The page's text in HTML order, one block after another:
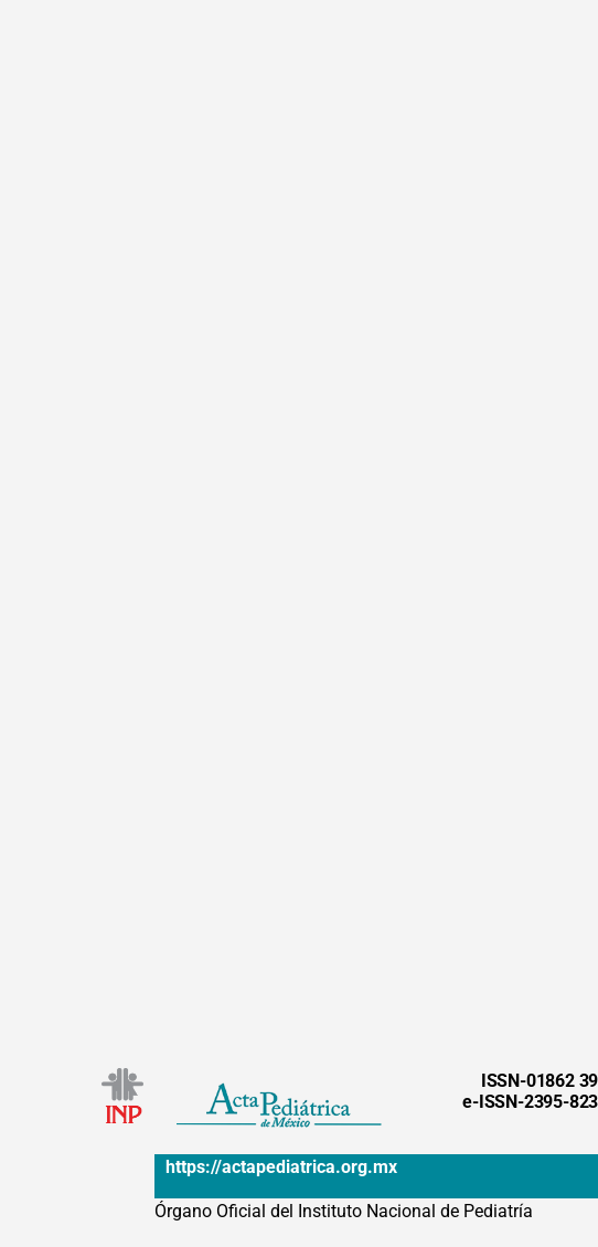
ISSN-01862
e-ISSN-2395-
https://actapediatrica.org.mx
Órgano Oficial del Instituto Nacional de Pediatría